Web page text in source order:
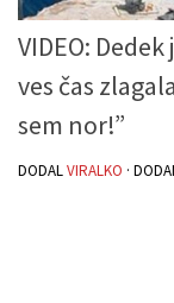
VIDEO:
ves čas
sem nor!”
DODALVIRALKO ·